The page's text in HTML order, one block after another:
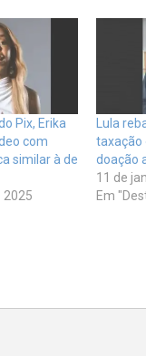
Pix, Erika
com
similar à de
2025
Lula
taxação
doação
11 de
Em